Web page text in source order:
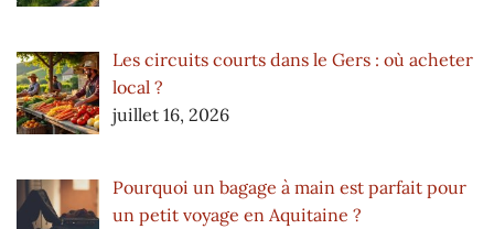
Les circuits courts dans le Gers : où acheter
local ?
juillet 16, 2026
Pourquoi un bagage à main est parfait pour
un petit voyage en Aquitaine ?